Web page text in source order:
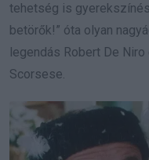
tehetség is
betörők!” óta olyan
legendás Robert De
Scorsese.